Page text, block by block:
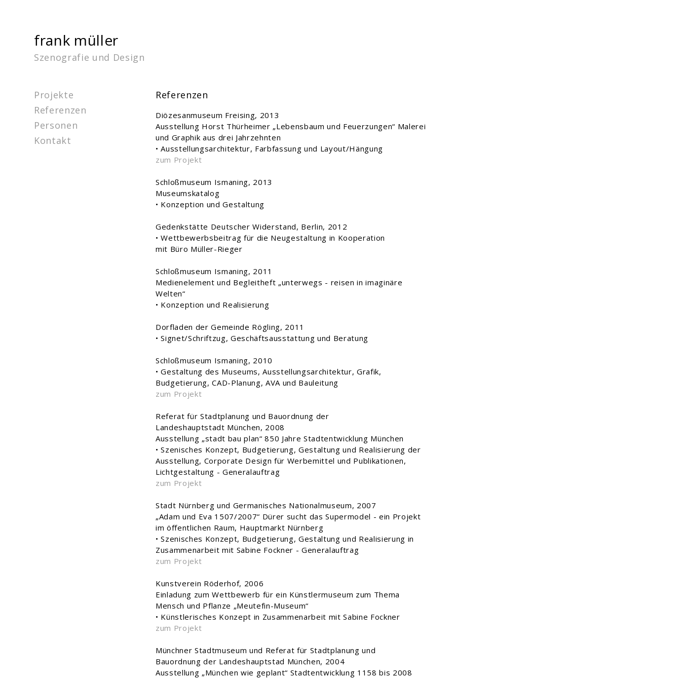
frank müller
Szenografie und Design
Projekte
Referenzen
Personen
Kontakt
Referenzen
Diözesanmuseum Freising, 2013
Ausstellung Horst Thürheimer „Lebensbaum und Feuerzungen“ Malerei
und Graphik aus drei Jahrzehnten
• Ausstellungsarchitektur, Farbfassung und Layout/Hängung
zum Projekt
Schloßmuseum Ismaning, 2013
Museumskatalog
• Konzeption und Gestaltung
Gedenkstätte Deutscher Widerstand, Berlin, 2012
• Wettbewerbsbeitrag für die Neugestaltung in Kooperation
mit Büro Müller-Rieger
Schloßmuseum Ismaning, 2011
Medienelement und Begleitheft „unterwegs - reisen in imaginäre
Welten“
• Konzeption und Realisierung
Dorfladen der Gemeinde Rögling, 2011
• Signet/Schriftzug, Geschäftsausstattung und Beratung
Schloßmuseum Ismaning, 2010
• Gestaltung des Museums, Ausstellungsarchitektur, Grafik,
Budgetierung, CAD-Planung, AVA und Bauleitung
zum Projekt
Referat für Stadtplanung und Bauordnung der
Landeshauptstadt München, 2008
Ausstellung „stadt bau plan“ 850 Jahre Stadtentwicklung München
• Szenisches Konzept, Budgetierung, Gestaltung und Realisierung der
Ausstellung, Corporate Design für Werbemittel und Publikationen,
Lichtgestaltung - Generalauftrag
zum Projekt
Stadt Nürnberg und Germanisches Nationalmuseum, 2007
„Adam und Eva 1507/2007“ Dürer sucht das Supermodel - ein Projekt
im öffentlichen Raum, Hauptmarkt Nürnberg
• Szenisches Konzept, Budgetierung, Gestaltung und Realisierung in
Zusammenarbeit mit Sabine Fockner - Generalauftrag
zum Projekt
Kunstverein Röderhof, 2006
Einladung zum Wettbewerb für ein Künstlermuseum zum Thema
Mensch und Pflanze „Meutefin-Museum“
• Künstlerisches Konzept in Zusammenarbeit mit Sabine Fockner
zum Projekt
Münchner Stadtmuseum und Referat für Stadtplanung und
Bauordnung der Landeshauptstad München, 2004
Ausstellung „München wie geplant“ Stadtentwicklung 1158 bis 2008